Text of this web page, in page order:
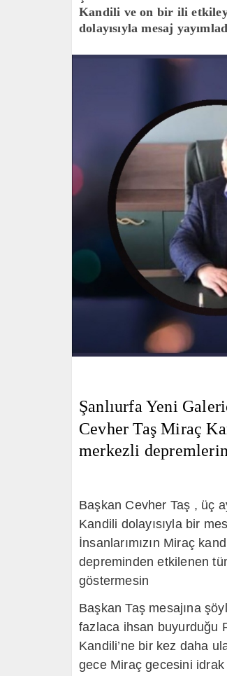
Kandili ve on bir ili
dolayısıyla mesaj
Şanlıurfa Yeni
Cevher Taş Miraç
merkezli
Başkan Cevher Taş , üç
Kandili dolayısıyla bir
İnsanlarımızın Miraç
depreminden etkilenen
göstermesin
Başkan Taş mesajına
fazlaca ihsan buyurduğu
Kandili’ne bir kez daha
gece Miraç gecesini